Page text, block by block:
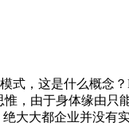
，这是什么概念
，由于身体缘由只
大大都企业并没有